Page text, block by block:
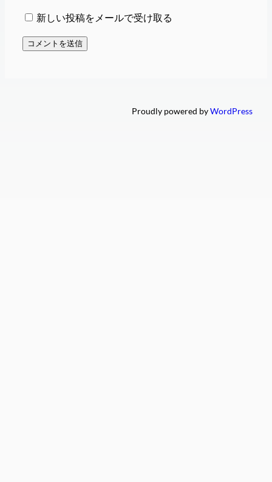
新しい投稿をメールで受け取る
Proudly powered byWordPress